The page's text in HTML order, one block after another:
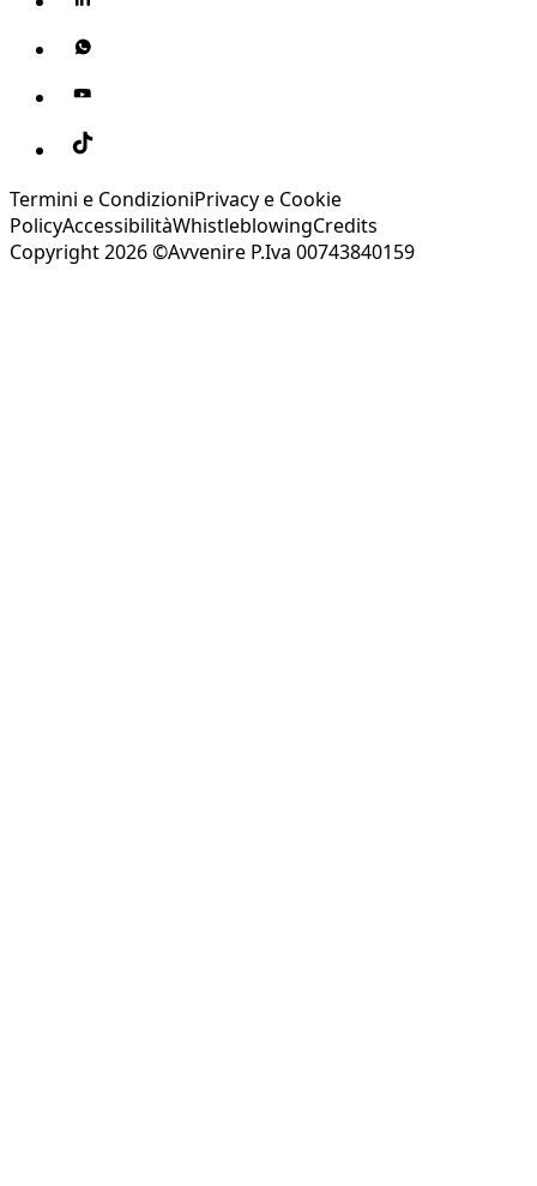
Termini e CondizioniPrivacy e Cookie
PolicyAccessibilitàWhistleblowingCredits
Copyright 2026 ©Avvenire P.Iva 00743840159